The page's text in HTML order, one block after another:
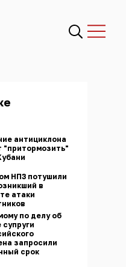
антициклона
"притормозить"
НПЗ потушили
в
атаки
по делу об
запросили
срок